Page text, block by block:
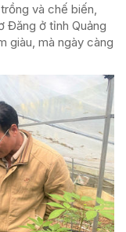
và chế biến,
Đăng ở tỉnh Quảng
giàu, mà ngày càng